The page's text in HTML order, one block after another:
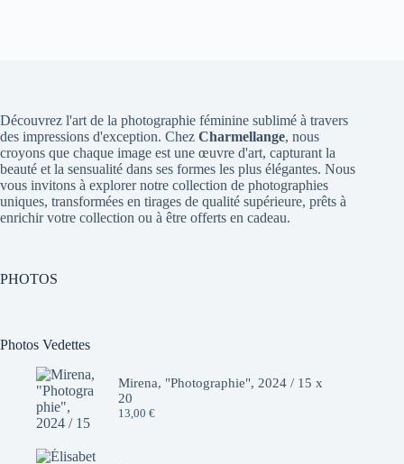
Découvrez l'art de la photographie féminine sublimé à travers
des impressions d'exception. Chez Charmellange, nous
croyons que chaque image est une œuvre d'art, capturant la
beauté et la sensualité dans ses formes les plus élégantes. Nous
vous invitons à explorer notre collection de photographies
uniques, transformées en tirages de qualité supérieure, prêts à
enrichir votre collection ou à être offerts en cadeau.
PHOTOS
Photos Vedettes
Mirena, "Photographie", 2024 / 15 x
20
13,00 €